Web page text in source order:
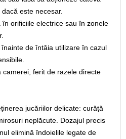
este necesar.
orificiile electrice sau în zonele
de întâia utilizare în cazul
ferit de razele directe
jucăriilor delicate: curăță
neplăcute. Dozajul precis
elimină îndoielile legate de